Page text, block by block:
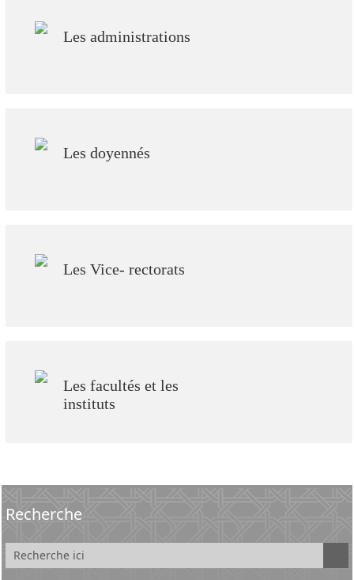
Les administrations
Les doyennés
Les Vice- rectorats
Les facultés et les
instituts
Recherche